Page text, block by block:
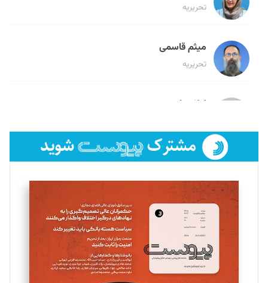
تحریریه
میثم قاسمی
تحریریه
لیلا حنارود
فائزه فتحی رستمی
تحریریه
سروش کرمیان
تحریریه
مینا پاکدل